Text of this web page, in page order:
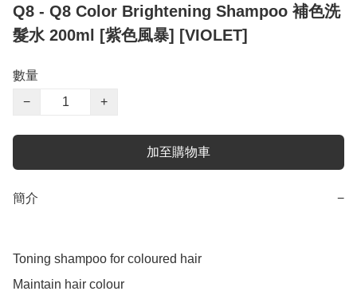
Q8 - Q8 Color Brightening Shampoo 補色洗
髮水 200ml [紫色風暴] [VIOLET]
數量
−
+
加至購物車
簡介 −
Toning shampoo for coloured hair
Maintain hair colour